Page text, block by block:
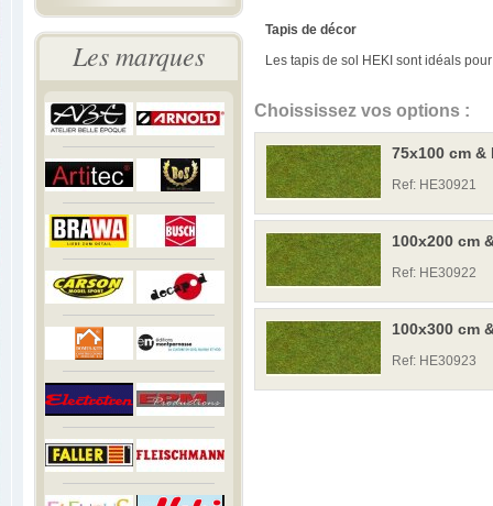
Les marques
Tapis de décor
Les tapis de sol HEKI sont idéals
Choississez vos options :
75x100 cm &
Ref: HE30921
100x200 cm
Ref: HE30922
100x300 cm
Ref: HE30923